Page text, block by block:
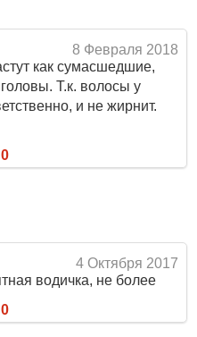
кожу
и кожей головы от
линии, сочетающие
с передовыми
для поврежденных
волос, способствует
оболочки волосяных
защитой
8 Февраля 2018
как сумасшедшие,
Т.к. волосы у
и не жирнит.
0
4 Октября 2017
водичка, не более
0